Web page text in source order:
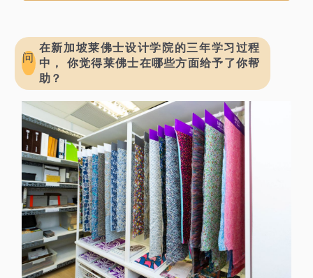
问
在新加坡莱佛士设计学院的三年学习过程
中， 你觉得莱佛士在哪些方面给予了你帮
助？